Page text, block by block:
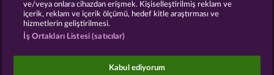
Sosyal casino oyunları sadece eğlence amaçlıdır ve
gerçek parayla oynanan kumar oyunlarında
ve/veya onlara cihazdan erişmek. Kişiselleştirilmiş reklam ve
içerik, reklam ve içerik ölçümü, hedef kitle araştırması ve
hizmetlerin geliştirilmesi.
İş Ortakları Listesi (satıcılar)
Kabul ediyorum